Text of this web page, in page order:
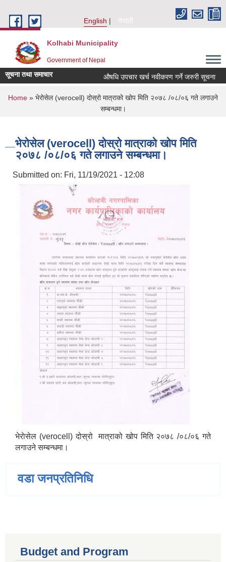
English
नेपाली
Kolhabi Municipality
Government of Nepal
सूचना तथा समाचार औषधि उपचार खर्च नवीकरण गर्ने जरुरी सूचना
You are here
Home » भेराेसेल (verocell) दोस्रो मात्राको खोप मिति २०७८ /०८/०६ गते लगाउने
सम्बन्धमा।
भेराेसेल (verocell) दोस्रो मात्राको खोप मिति
२०७८ /०८/०६ गते लगाउने सम्बन्धमा।
Submitted on: Fri, 11/19/2021 - 12:08
भेराेसेल (verocell) दोस्रो मात्राको खोप मिति २०७८ /०८/०६ गते
लगाउने सम्बन्धमा।
वडा जनप्रतिनिधि
Budget and Program